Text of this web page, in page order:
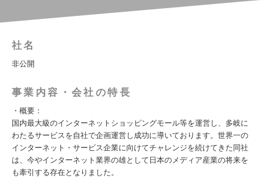
社名
非公開
事業内容・会社の特長
・概要：
国内最大級のインターネットショッピングモール等を運営し、多岐に
わたるサービスを自社で企画運営し成功に導いております。世界一の
インターネット・サービス企業に向けてチャレンジを続けてきた同社
は、今やインターネット業界の雄として日本のメディア産業の将来を
も牽引する存在となりました。